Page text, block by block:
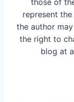
those of
represent
the author
the right to
blog at